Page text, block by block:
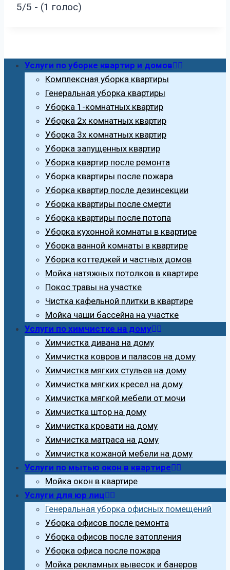
5/5 - (1 голос)
Услуги по уборке квартир и домов
Комплексная уборка квартиры
Генеральная уборка квартиры
Уборка 1-комнатных квартир
Уборка 2х комнатных квартир
Уборка 3х комнатных квартир
Уборка запущенных квартир
Уборка квартир после ремонта
Уборка квартиры после пожара
Уборка квартир после дезинсекции
Уборка квартиры после смерти
Уборка квартиры после потопа
Уборка кухонной комнаты в квартире
Уборка ванной комнаты в квартире
Уборка коттеджей и частных домов
Мойка натяжных потолков в квартире
Покос травы на участке
Чистка кафельной плитки в квартире
Мойка чаши бассейна на участке
Услуги по химчистке на дому
Химчистка дивана на дому
Химчистка ковров и паласов на дому
Химчистка мягких стульев на дому
Химчистка мягких кресел на дому
Химчистка мягкой мебели от мочи
Химчистка штор на дому
Химчистка кровати на дому
Химчистка матраса на дому
Химчистка кожаной мебели на дому
Услуги по мытью окон в квартире
Мойка окон в квартире
Услуги для юр лиц
Генеральная уборка офисных помещений
Уборка офисов после ремонта
Уборка офисов после затопления
Уборка офиса после пожара
Мойка рекламных вывесок и банеров